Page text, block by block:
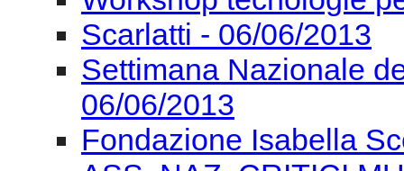
Scarlatti - 06/06/2013
Settimana Nazionale
06/06/2013
Fondazione Isabella